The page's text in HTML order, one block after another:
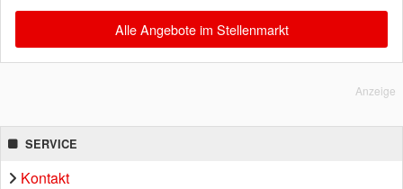
Alle Angebote im Stellenmarkt
Anzeige
SERVICE
Kontakt